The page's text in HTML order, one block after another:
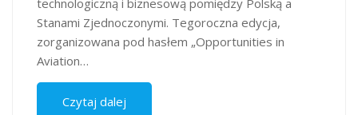
Stanami Zjednoczonymi. Tegoroczna edycja,
zorganizowana pod hasłem „Opportunities in
Aviation…
Czytaj dalej